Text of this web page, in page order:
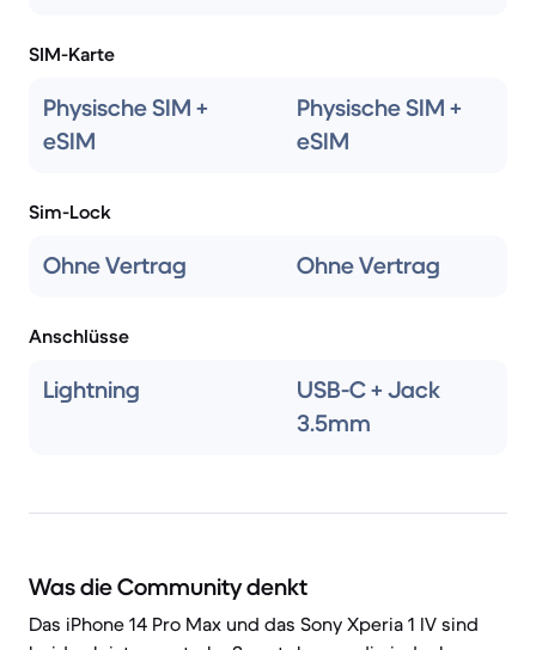
SIM-Karte
Physische SIM +
eSIM
Physische SIM +
eSIM
Sim-Lock
Ohne Vertrag Ohne Vertrag
Anschlüsse
Lightning
USB-C + Jack
3.5mm
Was die Community denkt
Das iPhone 14 Pro Max und das Sony Xperia 1 IV sind